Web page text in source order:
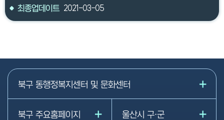
최종업데이트 2021-03-05
북구 동행정복지센터 및 문화센터
북구 주요홈페이지 울산시 구·군